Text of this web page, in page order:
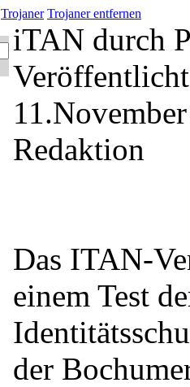
Trojaner Trojaner entfernen
iTAN durch
Redaktion
Das ITAN-
einem Test
der